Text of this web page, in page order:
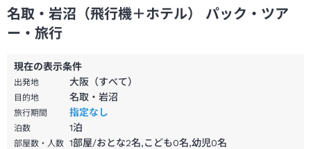
名取・岩沼（飛行機＋ホテル） パック・ツア
ー・旅行
現在の表示条件
出発地 大阪（すべて）
目的地 名取・岩沼
旅行期間 指定なし
泊数 1泊
部屋数・人数 1部屋/おとな2名,こども0名,幼児0名